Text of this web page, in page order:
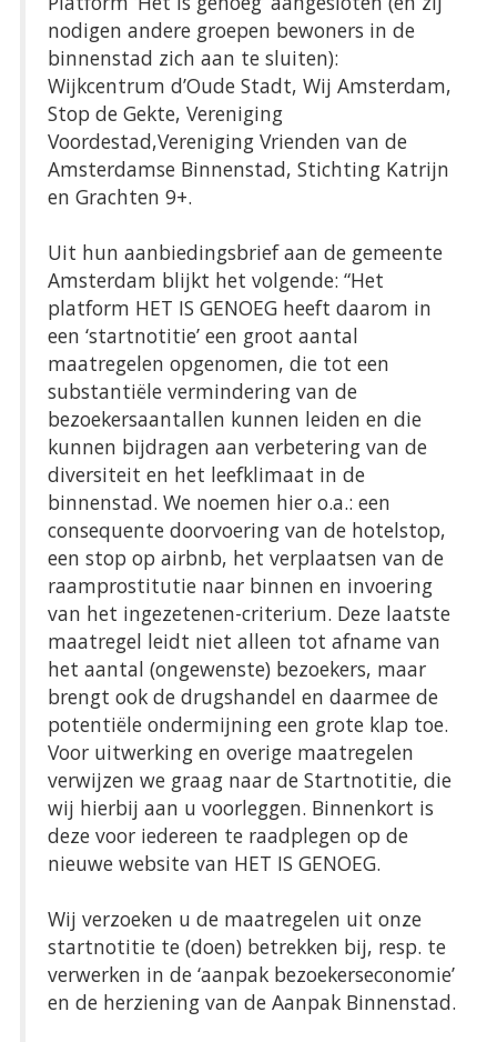
nodigen andere groepen bewoners in de
binnenstad zich aan te sluiten):
Wijkcentrum d’Oude Stadt, Wij Amsterdam,
Stop de Gekte, Vereniging
Voordestad,Vereniging Vrienden van de
Amsterdamse Binnenstad, Stichting Katrijn
en Grachten 9+.
Uit hun aanbiedingsbrief aan de gemeente
Amsterdam blijkt het volgende: “Het
platform HET IS GENOEG heeft daarom in
een ‘startnotitie’ een groot aantal
maatregelen opgenomen, die tot een
substantiële vermindering van de
bezoekersaantallen kunnen leiden en die
kunnen bijdragen aan verbetering van de
diversiteit en het leefklimaat in de
binnenstad. We noemen hier o.a.: een
consequente doorvoering van de hotelstop,
een stop op airbnb, het verplaatsen van de
raamprostitutie naar binnen en invoering
van het ingezetenen-criterium. Deze laatste
maatregel leidt niet alleen tot afname van
het aantal (ongewenste) bezoekers, maar
brengt ook de drugshandel en daarmee de
potentiële ondermijning een grote klap toe.
Voor uitwerking en overige maatregelen
verwijzen we graag naar de Startnotitie, die
wij hierbij aan u voorleggen. Binnenkort is
deze voor iedereen te raadplegen op de
nieuwe website van HET IS GENOEG.
Wij verzoeken u de maatregelen uit onze
startnotitie te (doen) betrekken bij, resp. te
verwerken in de ‘aanpak bezoekerseconomie’
en de herziening van de Aanpak Binnenstad.